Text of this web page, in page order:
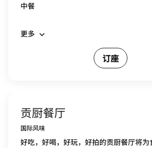
中餐
更多
订座
贡厨餐厅
国际风味
好吃，好喝，好玩，好拍的贡厨餐厅将